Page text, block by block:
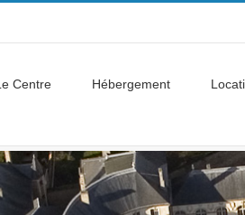
Centre Hébergement